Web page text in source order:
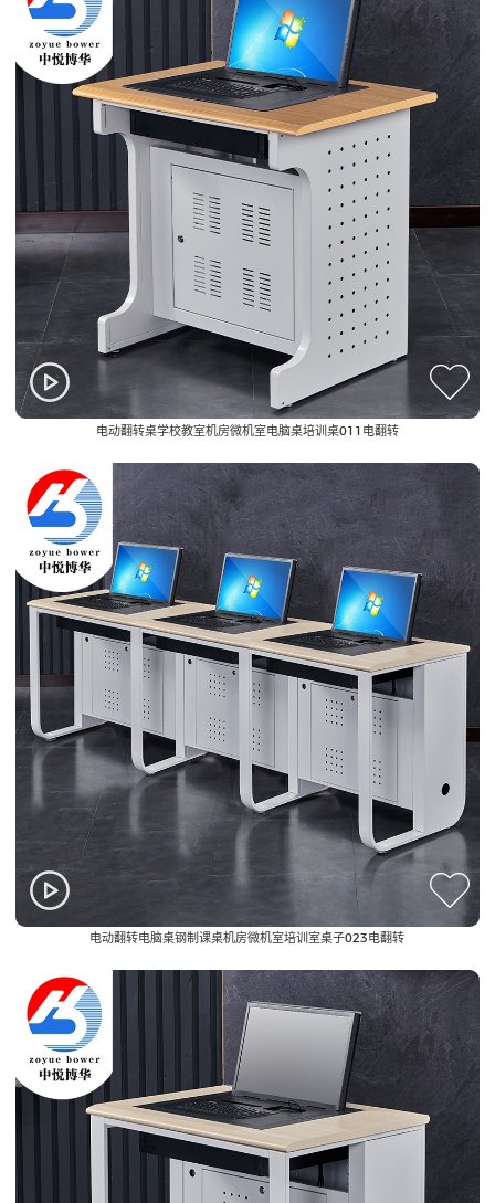
网络机柜
Network Cabinet
多媒体讲台
Multimedia podium
音频控制台
Audio Consol
监控电视墙
Monitoring TV wall
播音桌
Broadcasting Table
电动翻转桌学校教室机房微机室电脑桌培训桌011电翻转
电动翻转电脑桌钢制课桌机房微机室培训室桌子023电翻转